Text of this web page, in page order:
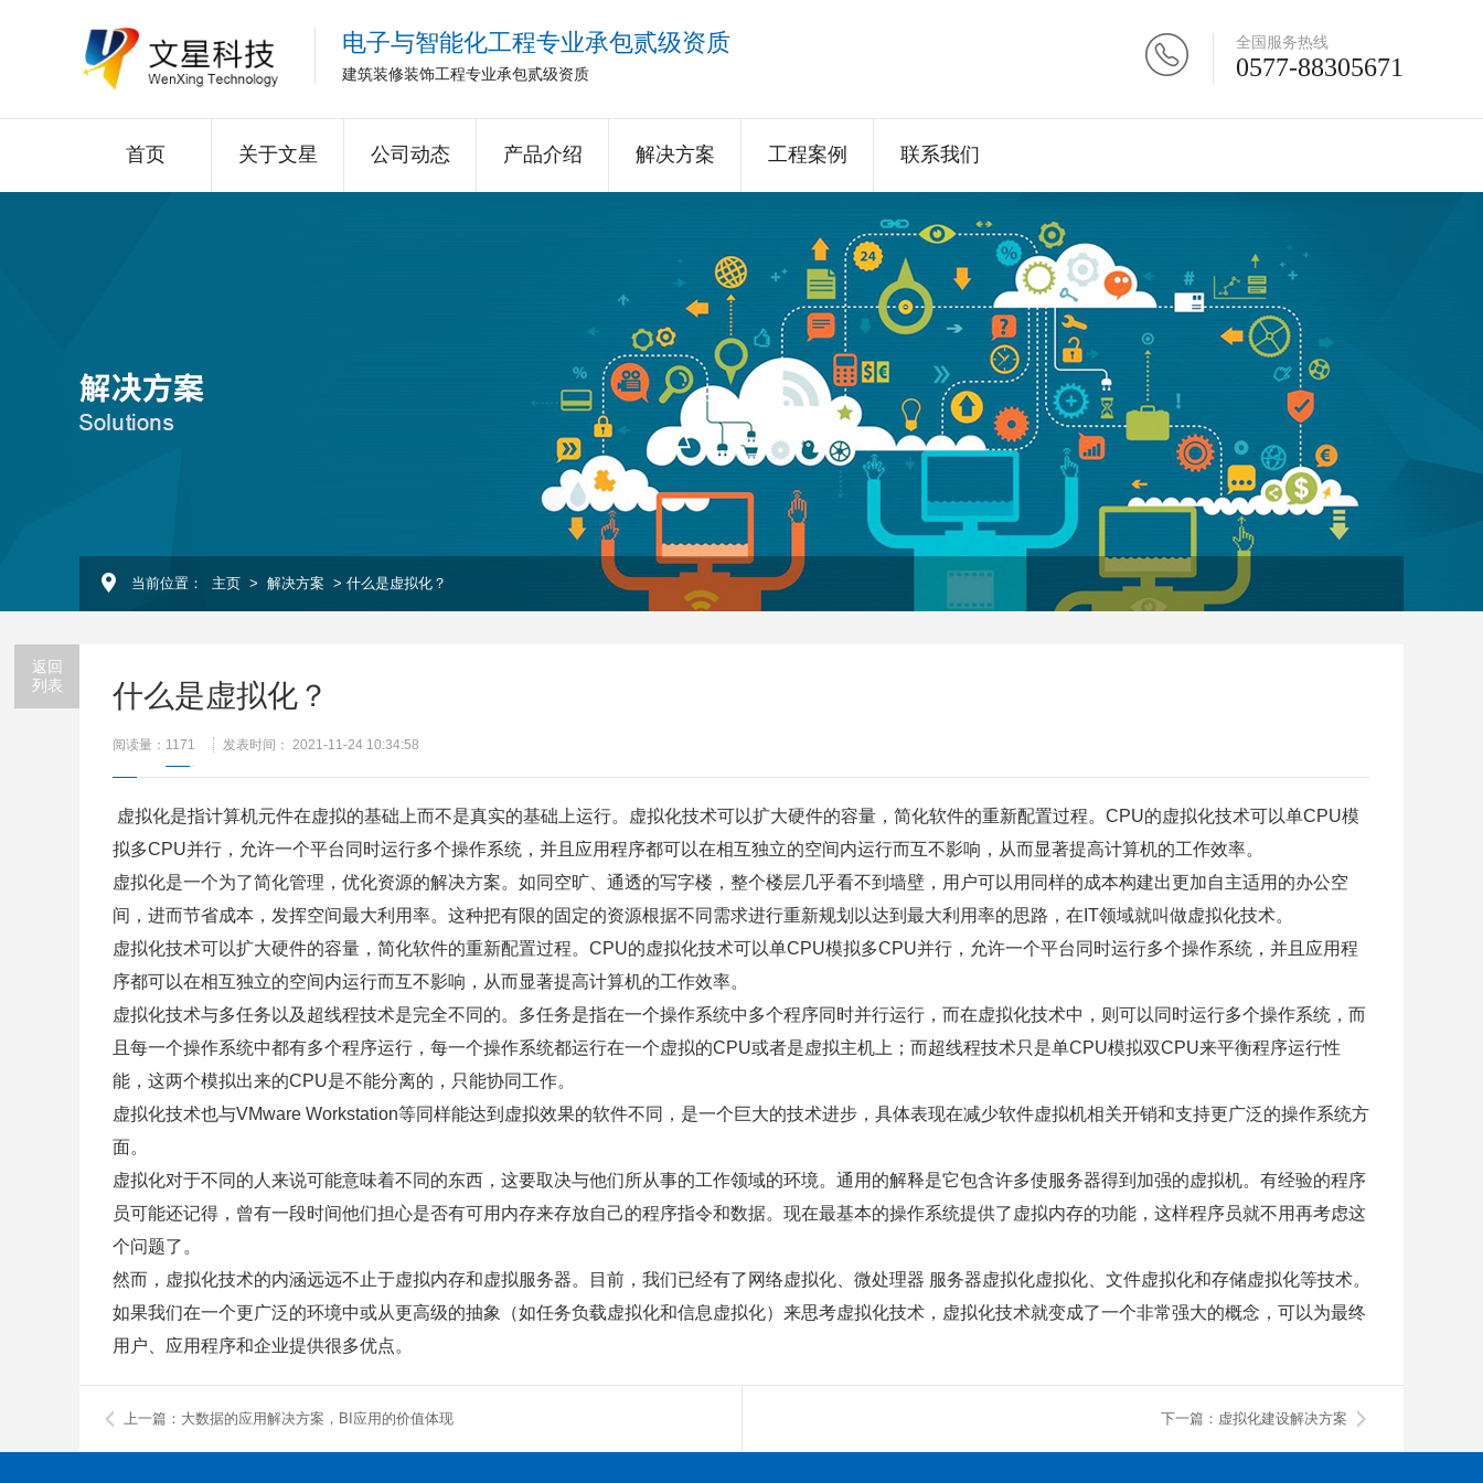
电子与智能化工程专业承包贰级资质
建筑装修装饰工程专业承包贰级资质
全国服务热线
0577-88305671
首页 关于文星 公司动态 产品介绍 解决方案 工程案例 联系我们
当前位置： 主页 > 解决方案 > 什么是虚拟化？
返回
列表
什么是虚拟化？
阅读量： 1171 发表时间： 2021-11-24 10:34:58
虚拟化是指计算机元件在虚拟的基础上而不是真实的基础上运行。虚拟化技术可以扩大硬件的容量，简化软件的重新配置过程。CPU的虚拟化技术可以单CPU模
拟多CPU并行，允许一个平台同时运行多个操作系统，并且应用程序都可以在相互独立的空间内运行而互不影响，从而显著提高计算机的工作效率。
虚拟化是一个为了简化管理，优化资源的解决方案。如同空旷、通透的写字楼，整个楼层几乎看不到墙壁，用户可以用同样的成本构建出更加自主适用的办公空
间，进而节省成本，发挥空间最大利用率。这种把有限的固定的资源根据不同需求进行重新规划以达到最大利用率的思路，在IT领域就叫做虚拟化技术。
虚拟化技术可以扩大硬件的容量，简化软件的重新配置过程。CPU的虚拟化技术可以单CPU模拟多CPU并行，允许一个平台同时运行多个操作系统，并且应用程
序都可以在相互独立的空间内运行而互不影响，从而显著提高计算机的工作效率。
虚拟化技术与多任务以及超线程技术是完全不同的。多任务是指在一个操作系统中多个程序同时并行运行，而在虚拟化技术中，则可以同时运行多个操作系统，而
且每一个操作系统中都有多个程序运行，每一个操作系统都运行在一个虚拟的CPU或者是虚拟主机上；而超线程技术只是单CPU模拟双CPU来平衡程序运行性
能，这两个模拟出来的CPU是不能分离的，只能协同工作。
虚拟化技术也与VMware Workstation等同样能达到虚拟效果的软件不同，是一个巨大的技术进步，具体表现在减少软件虚拟机相关开销和支持更广泛的操作系统方
面。
虚拟化对于不同的人来说可能意味着不同的东西，这要取决与他们所从事的工作领域的环境。通用的解释是它包含许多使服务器得到加强的虚拟机。有经验的程序
员可能还记得，曾有一段时间他们担心是否有可用内存来存放自己的程序指令和数据。现在最基本的操作系统提供了虚拟内存的功能，这样程序员就不用再考虑这
个问题了。
然而，虚拟化技术的内涵远远不止于虚拟内存和虚拟服务器。目前，我们已经有了网络虚拟化、微处理器 服务器虚拟化虚拟化、文件虚拟化和存储虚拟化等技术。
如果我们在一个更广泛的环境中或从更高级的抽象（如任务负载虚拟化和信息虚拟化）来思考虚拟化技术，虚拟化技术就变成了一个非常强大的概念，可以为最终
用户、应用程序和企业提供很多优点。
上一篇：大数据的应用解决方案，BI应用的价值体现 下一篇：虚拟化建设解决方案